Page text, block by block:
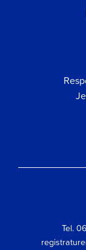
Tel.